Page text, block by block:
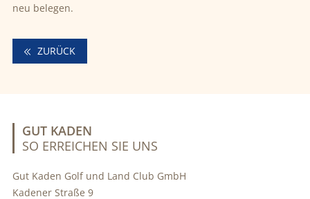
neu belegen.
ZURÜCK
GUT KADEN
SO ERREICHEN SIE UNS
Gut Kaden Golf und Land Club GmbH
Kadener Straße 9